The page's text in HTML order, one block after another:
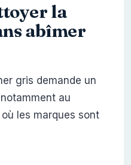
la
abîmer
gris demande un
au
les marques sont